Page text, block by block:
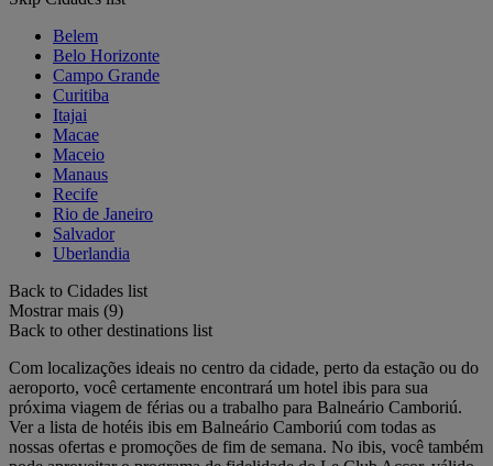
Belem
Belo Horizonte
Campo Grande
Curitiba
Itajai
Macae
Maceio
Manaus
Recife
Rio de Janeiro
Salvador
Uberlandia
Back to Cidades list
Mostrar mais (9)
Back to other destinations list
Com localizações ideais no centro da cidade, perto da estação ou do
aeroporto, você certamente encontrará um hotel ibis para sua
próxima viagem de férias ou a trabalho para Balneário Camboriú.
Ver a lista de hotéis ibis em Balneário Camboriú com todas as
nossas ofertas e promoções de fim de semana. No ibis, você também